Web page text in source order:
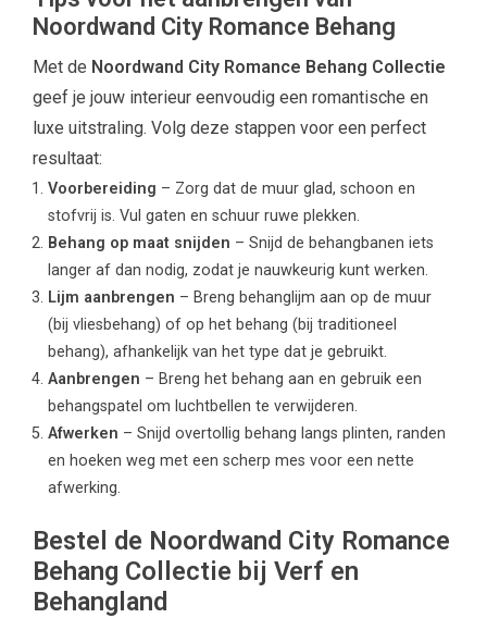
Noordwand City Romance Behang
Met de Noordwand City Romance Behang Collectie
geef je jouw interieur eenvoudig een romantische en
luxe uitstraling. Volg deze stappen voor een perfect
resultaat:
Voorbereiding – Zorg dat de muur glad, schoon en
stofvrij is. Vul gaten en schuur ruwe plekken.
Behang op maat snijden – Snijd de behangbanen iets
langer af dan nodig, zodat je nauwkeurig kunt werken.
Lijm aanbrengen – Breng behanglijm aan op de muur
(bij vliesbehang) of op het behang (bij traditioneel
behang), afhankelijk van het type dat je gebruikt.
Aanbrengen – Breng het behang aan en gebruik een
behangspatel om luchtbellen te verwijderen.
Afwerken – Snijd overtollig behang langs plinten, randen
en hoeken weg met een scherp mes voor een nette
afwerking.
Bestel de Noordwand City Romance
Behang Collectie bij Verf en
Behangland